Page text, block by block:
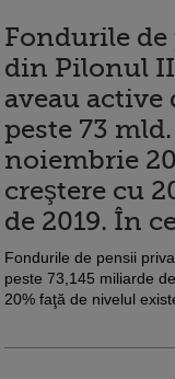
Fondurile
din Pilonul II
aveau active
peste 73
noiembrie
creştere cu
de 2019. În
Fondurile de pensii
peste 73,145 miliarde
20% faţă de nivelul